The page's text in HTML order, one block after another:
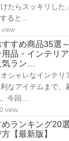
たらスッキリした」
すると…
view
すめ商品35選～
品・インテリア
ラン…
シャレなインテリ
なアイテムまで、
。今回…
view
ランキング20選
【最新版】